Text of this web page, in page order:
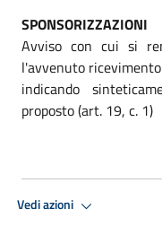
SPONSORIZZAZIONI
Avviso con cui si
l'avvenuto
indicando
proposto (art. 19, c. 1)
Vedi azioni